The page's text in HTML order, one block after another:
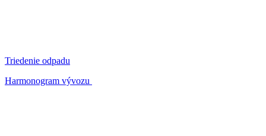
Triedenie odpadu
Harmonogram vývozu